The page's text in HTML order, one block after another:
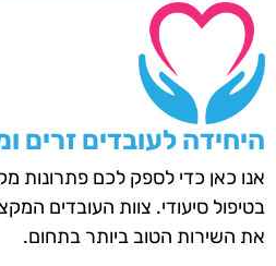
היחידה לעובדים זרים
אנו כאן כדי לספק לכם פתרונות
בטיפול סיעודי. צוות העובדים
את השירות הטוב ביותר בתחום.